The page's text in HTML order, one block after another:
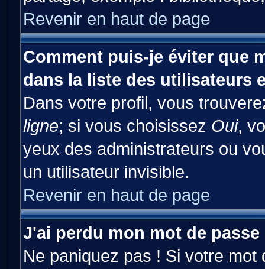
Revenir en haut de page
Comment puis-je éviter que
dans la liste des utilisateurs
Dans votre profil, vous
ligne; si vous choisissez Oui,
yeux des administrateurs ou
un utilisateur invisible.
Revenir en haut de page
J'ai perdu mon mot de passe
Ne paniquez pas ! Si votre